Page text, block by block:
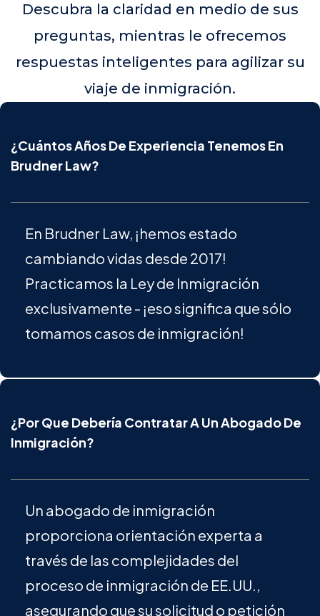
Descubra la claridad en medio de sus
preguntas, mientras le ofrecemos
respuestas inteligentes para agilizar su
viaje de inmigración.
¿Cuántos Años De Experiencia Tenemos En
Brudner Law?
En Brudner Law, ¡hemos estado
cambiando vidas desde 2017!
Practicamos la Ley de Inmigración
exclusivamente - ¡eso significa que sólo
tomamos casos de inmigración!
¿Por Que Debería Contratar A Un Abogado De
Inmigración?
Un abogado de inmigración
proporciona orientación experta a
través de las complejidades del
proceso de inmigración de EE.UU.,
asegurando que su solicitud o petición